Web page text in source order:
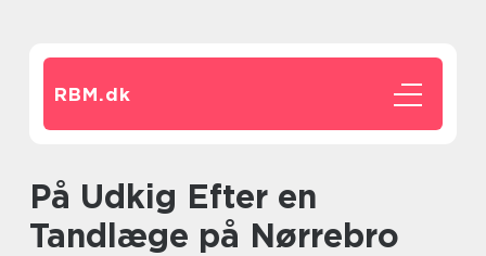
RBM.dk
På Udkig Efter en
Tandlæge på Nørrebro